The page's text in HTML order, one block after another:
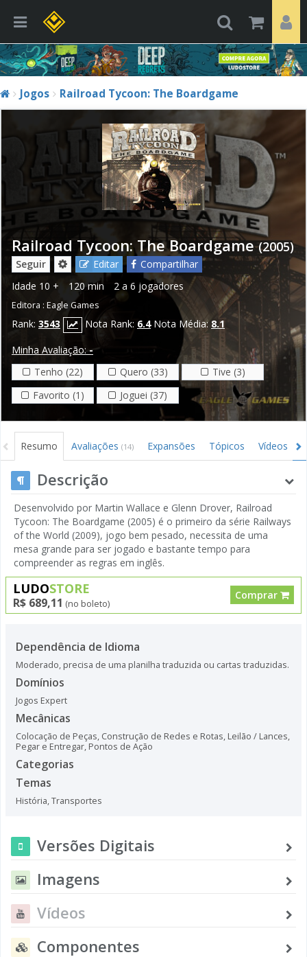
Jogos Railroad Tycoon: The Boardgame
Railroad Tycoon: The Boardgame (2005)
Seguir Editar
Compartilhar
Idade 10 + 120 min 2 a 6 jogadores
Editora : Eagle Games
Rank: 3543 Nota Rank: 6.4 Nota Média: 8.1
Minha Avaliação:-
Tenho (22)
Quero (33)
Tive (3)
Favorito (1)
Joguei (37)
Resumo Avaliações (14) Expansões Tópicos Vídeos
Descrição
Desenvolvido por Martin Wallace e Glenn Drover, Railroad
Tycoon: The Boardgame (2005) é o primeiro da série Railways
of the World (2009), jogo bem pesado, necessita de uma
mesa grande para ser jogado e bastante tempo para
compreender as regras em inglês.
LUDOSTORE
R$ 689,11 (no boleto)
Comprar
Dependência de Idioma
Moderado, precisa de uma planilha traduzida ou cartas traduzidas.
Domínios
Jogos Expert
Mecânicas
Colocação de Peças, Construção de Redes e Rotas, Leilão / Lances,
Pegar e Entregar, Pontos de Ação
Categorias
Temas
História,Transportes
Versões Digitais
Imagens
Vídeos
Componentes